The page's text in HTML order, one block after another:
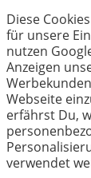
Diese
für unsere
nutzen
Anzeigen
Webseite
erfährst Du,
verwendet